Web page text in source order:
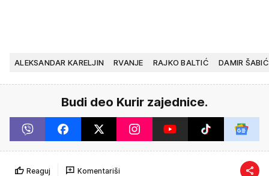
ALEKSANDAR KARELJIN RVANJE RAJKO BALTIĆ DAMIR ŠABIĆ
Budi deo Kurir zajednice.
Reaguj Komentariši